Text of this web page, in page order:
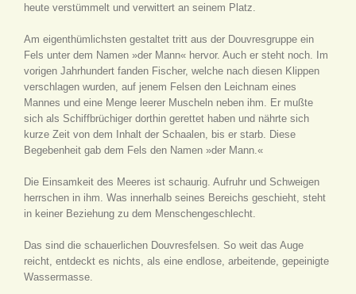
heute verstümmelt und verwittert an seinem Platz.
Am eigenthümlichsten gestaltet tritt aus der Douvresgruppe ein
Fels unter dem Namen »der Mann« hervor. Auch er steht noch. Im
vorigen Jahrhundert fanden Fischer, welche nach diesen Klippen
verschlagen wurden, auf jenem Felsen den Leichnam eines
Mannes und eine Menge leerer Muscheln neben ihm. Er mußte
sich als Schiffbrüchiger dorthin gerettet haben und nährte sich
kurze Zeit von dem Inhalt der Schaalen, bis er starb. Diese
Begebenheit gab dem Fels den Namen »der Mann.«
Die Einsamkeit des Meeres ist schaurig. Aufruhr und Schweigen
herrschen in ihm. Was innerhalb seines Bereichs geschieht, steht
in keiner Beziehung zu dem Menschengeschlecht.
Das sind die schauerlichen Douvresfelsen. So weit das Auge
reicht, entdeckt es nichts, als eine endlose, arbeitende, gepeinigte
Wassermasse.